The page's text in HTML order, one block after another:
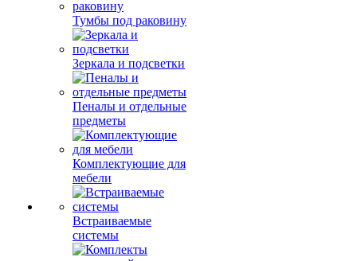
Тумбы под раковину
Зеркала и подсветки
Пеналы и отдельные
предметы
Комплектующие для
мебели
Встраиваемые
системы